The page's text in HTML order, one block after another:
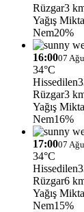
Rüzgar3
Yağış
Nem20%
16:0007
34°C
Hissedilen
Rüzgar3
Yağış
Nem16%
17:0007
34°C
Hissedilen
Rüzgar6
Yağış
Nem15%